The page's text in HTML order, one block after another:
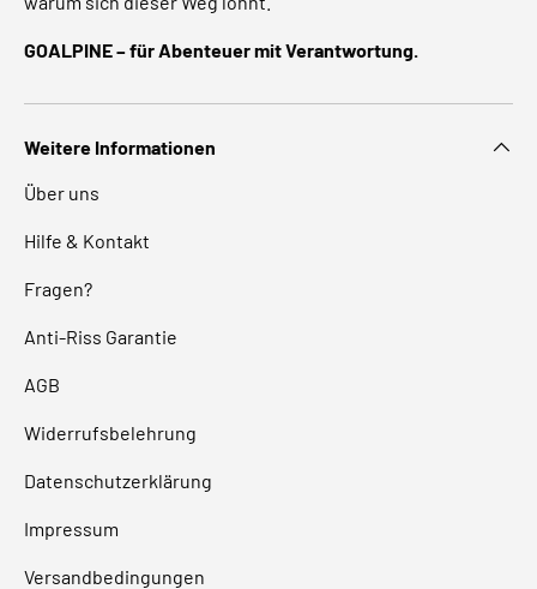
GOALPINE – für Abenteuer mit Verantwortung.
Weitere Informationen
Über uns
Hilfe & Kontakt
Fragen?
Anti-Riss Garantie
AGB
Widerrufsbelehrung
Datenschutzerklärung
Impressum
Versandbedingungen